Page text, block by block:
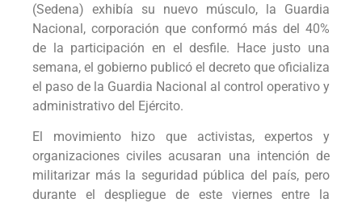
(Sedena) exhibía su nuevo músculo, la Guardia
Nacional, corporación que conformó más del 40%
de la participación en el desfile. Hace justo una
semana, el gobierno publicó el decreto que oficializa
el paso de la Guardia Nacional al control operativo y
administrativo del Ejército.
El movimiento hizo que activistas, expertos y
organizaciones civiles acusaran una intención de
militarizar más la seguridad pública del país, pero
durante el despliegue de este viernes entre la